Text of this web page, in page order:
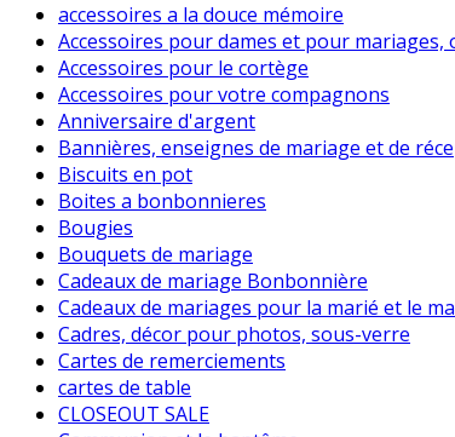
accessoires a la douce mémoire
Accessoires pour dames et pour mariages,
Accessoires pour le cortège
Accessoires pour votre compagnons
Anniversaire d'argent
Bannières, enseignes de mariage et de
Biscuits en pot
Boites a bonbonnieres
Bougies
Bouquets de mariage
Cadeaux de mariage Bonbonnière
Cadeaux de mariages pour la marié et le
Cadres, décor pour photos, sous-verre
Cartes de remerciements
cartes de table
CLOSEOUT SALE